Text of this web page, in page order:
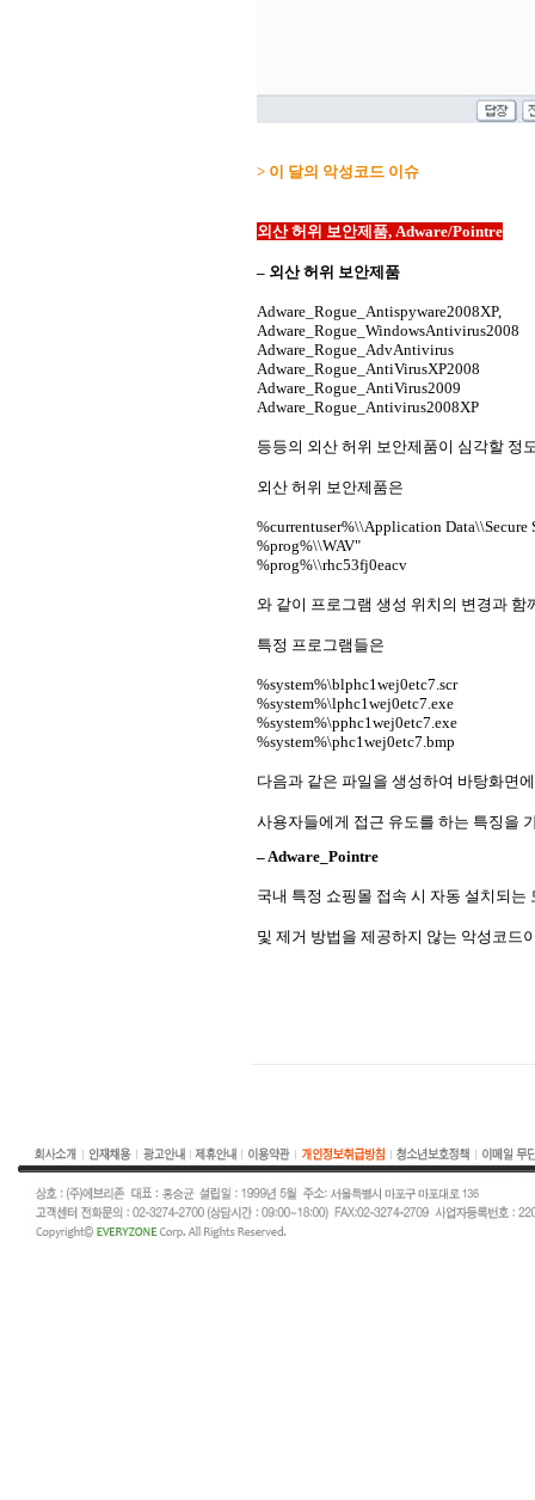
> 이 달의 악성코드 이슈
외산 허위 보안제품, Adware/Pointre
– 외산 허위 보안제품
Adware_Rogue_Antispyware2008XP,
Adware_Rogue_WindowsAntivirus2008
Adware_Rogue_AdvAntivirus
Adware_Rogue_AntiVirusXP2008
Adware_Rogue_AntiVirus2009
Adware_Rogue_Antivirus2008XP
등등의 외산 허위 보안제품이 심각할 정
외산 허위 보안제품은
%currentuser%\\Application
%prog%\\WAV"
%prog%\\rhc53fj0eacv
와 같이 프로그램 생성 위치의 변경과
특정 프로그램들은
%system%\blphc1wej0etc7.scr
%system%\lphc1wej0etc7.exe
%system%\pphc1wej0etc7.exe
%system%\phc1wej0etc7.bmp
다음과 같은 파일을 생성하여 바탕화면
사용자들에게 접근 유도를 하는 특징을
– Adware_Pointre
국내 특정 쇼핑몰 접속 시 자동 설치되
및 제거 방법을 제공하지 않는 악성코드